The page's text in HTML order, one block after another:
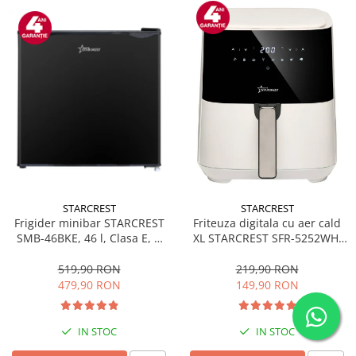
STARCREST
Frigider minibar STARCREST
SMB-46BKE, 46 l, Clasa E, H
519,90 RON
479,90 RON
IN STOC
STARCREST
Friteuza digitala cu aer cald
XL STARCREST SFR-5252WH,
200 °C, 8 programe
predefinite, Alb
219,90 RON
149,90 RON
IN STOC